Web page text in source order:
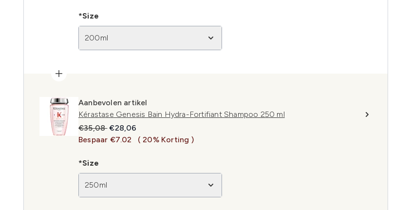
*Size
200ml
Aanbevolen artikel
Kérastase Genesis Bain Hydra-Fortifiant Shampoo 250 ml
Recommended Retail Price:
€35,08Huidige prijs:
€28,06
Bespaar €7.02
( 20% Korting )
*Size
250ml